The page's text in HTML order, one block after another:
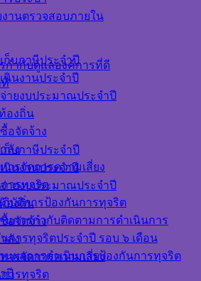
ก็บภาษีประจำปี
นินงานประจำปี
ายงบประมาณประจำปี
องถิ่น
อจัดจ้าง
ลัง
ารจัดการความเสี่ยง
ารทุจริต
บัติการป้องกันการทุจริต
นการกำกับติดตามการดำเนินการ
การทุจริตประจำปี รอบ ๖ เดือน
นผลการดำเนินการป้องกันการทุจริต
ปี
านตรวจสอบภายใน
กำกับดูแลองค์การที่ดี
ที่
ก็บภาษีประจำปี
นินงานประจำปี
ายงบประมาณประจำปี
องถิ่น
อจัดจ้าง
ลัง
ารจัดการความเสี่ยง
ารทุจริต